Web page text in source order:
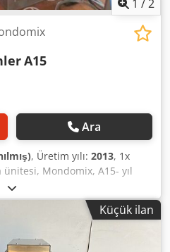
1 /2
A15
Ara
, Üretim yılı: 2013, 1x
ünitesi, Mondomix, A15- yıl
Mono Pumps
çift cidarlı boru
endüstrisinde kekler,
çikolata, krema ve daha
Azwzs Akcok
Küçük ilan